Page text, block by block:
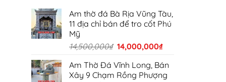
Am thờ đá Bà Rịa Vũng Tàu,
11 địa chỉ bán để tro cốt Phú
Mỹ
14,500,000₫ Giá
là:
14,500,000₫.
14,000,000₫Giá
tại
là:
Am Thờ Đá Vĩnh Long, Bán
Xây 9 Chạm Rồng Phượng